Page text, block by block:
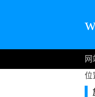
网
位